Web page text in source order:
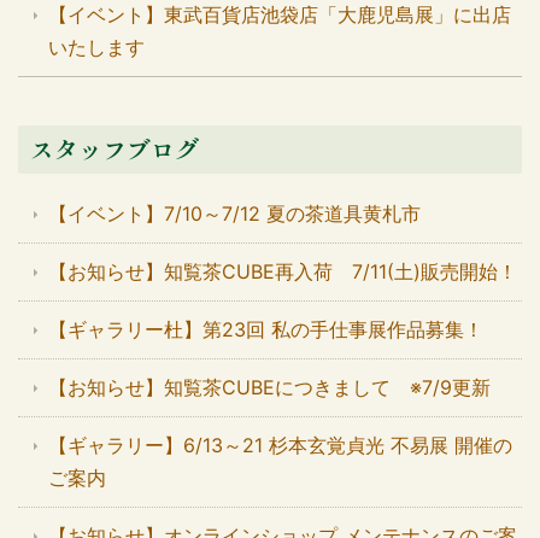
【イベント】東武百貨店池袋店「大鹿児島展」に出店
いたします
スタッフブログ
【イベント】7/10～7/12 夏の茶道具黄札市
【お知らせ】知覧茶CUBE再入荷 7/11(土)販売開始！
【ギャラリー杜】第23回 私の手仕事展作品募集！
【お知らせ】知覧茶CUBEにつきまして ※7/9更新
【ギャラリー】6/13～21 杉本玄覚貞光 不易展 開催の
ご案内